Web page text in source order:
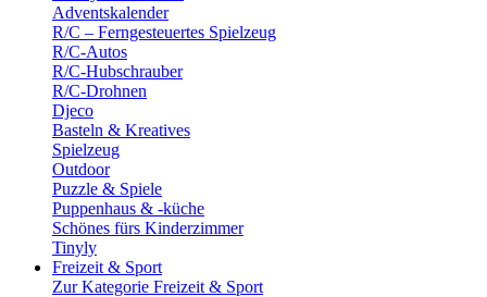
Adventskalender
R/C – Ferngesteuertes Spielzeug
R/C-Autos
R/C-Hubschrauber
R/C-Drohnen
Djeco
Basteln & Kreatives
Spielzeug
Outdoor
Puzzle & Spiele
Puppenhaus & -küche
Schönes fürs Kinderzimmer
Tinyly
Freizeit & Sport
Zur Kategorie Freizeit & Sport